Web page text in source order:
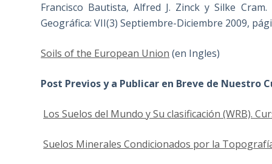
Francisco Bautista, Alfred J. Zinck y Silke
Geográfica: VII(3) Septiembre-Diciembre 2009,
Soils of the European Union (en Ingles)
Post Previos y a Publicar en Breve de Nuestro
Los Suelos del Mundo y Su clasificación (WRB).
Suelos Minerales Condicionados por la